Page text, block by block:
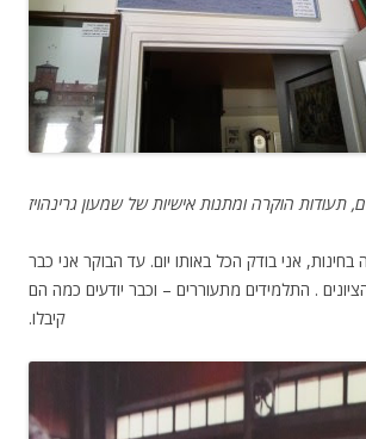
תעודות הוקרה ומתנות אישיות של שמעון גרינהויז
אני בודק הכל באותו יום. עד הבוקר אני כבר
. התלמידים מתעוררים – וכבר יודעים כמה הם
קיבלו.